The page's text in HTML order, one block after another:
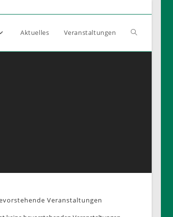
Aktuelles Veranstaltungen Website-
Veranstaltungen